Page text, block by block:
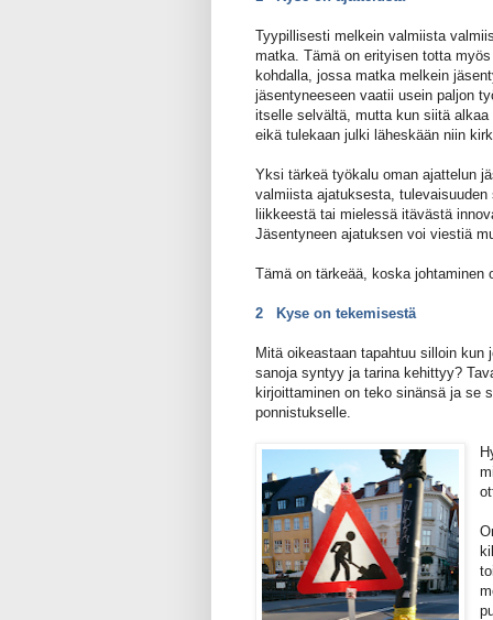
Tyypillisesti melkein valmiista
matka. Tämä on erityisen totta
kohdalla, jossa matka melkein
jäsentyneeseen vaatii usein paljon
itselle selvältä, mutta kun siitä
eikä tulekaan julki läheskään niin
Yksi tärkeä työkalu oman ajattelun
valmiista ajatuksesta,
liikkeestä tai mielessä itävästä
Jäsentyneen ajatuksen voi viestiä
Tämä on tärkeää, koska johtaminen
2 Kyse on tekemisestä
Mitä oikeastaan tapahtuu silloin
sanoja syntyy ja tarina kehittyy?
kirjoittaminen on teko sinänsä ja se
ponnistukselle.